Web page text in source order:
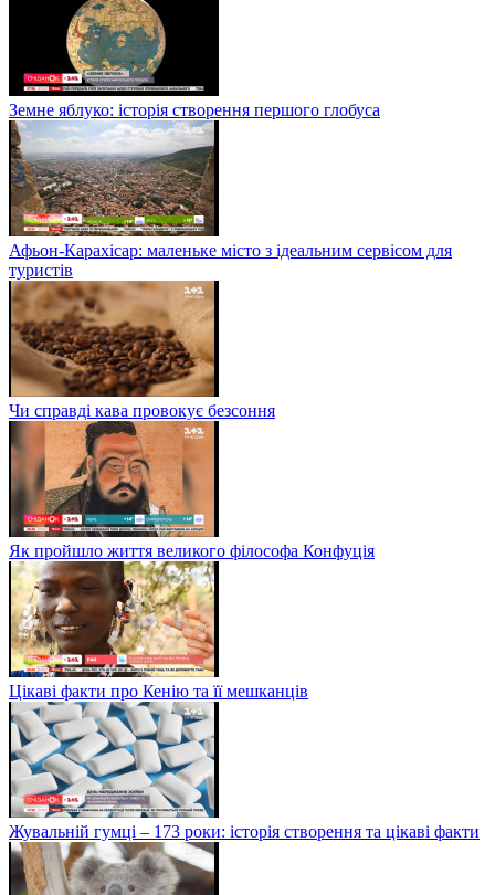
Земне яблуко: історія створення першого глобуса
Афьон-Карахісар: маленьке місто з ідеальним сервісом для
туристів
Чи справді кава провокує безсоння
Як пройшло життя великого філософа Конфуція
Цікаві факти про Кенію та її мешканців
Жувальній гумці – 173 роки: історія створення та цікаві факти